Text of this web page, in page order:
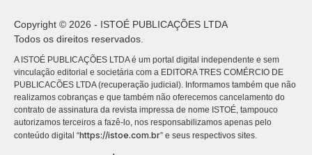
Copyright © 2026 - ISTOÉ PUBLICAÇÕES LTDA
Todos os direitos reservados.
A ISTOÉ PUBLICAÇÕES LTDA é um portal digital independente e sem
vinculação editorial e societária com a EDITORA TRES COMÉRCIO DE
PUBLICACÕES LTDA (recuperação judicial). Informamos também que não
realizamos cobranças e que também não oferecemos cancelamento do
contrato de assinatura da revista impressa de nome ISTOÉ, tampouco
autorizamos terceiros a fazê-lo, nos responsabilizamos apenas pelo
conteúdo digital “https://istoe.com.br” e seus respectivos sites.